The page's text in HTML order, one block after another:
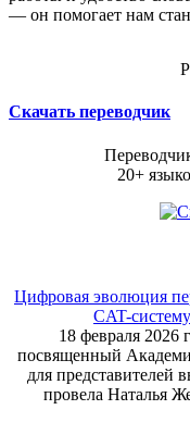
— он помогает нам
Скачать переводчик
20+
Цифровая эволюция
CAT-
18 февраля 2026
посвященный
для представителей
провела Наталья